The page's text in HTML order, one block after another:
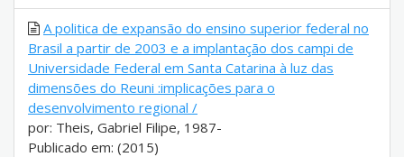
A politica de expansão do ensino superior federal no
Brasil a partir de 2003 e a implantação dos campi de
Universidade Federal em Santa Catarina à luz das
dimensões do Reuni :implicações para o
desenvolvimento regional /
por: Theis, Gabriel Filipe, 1987-
Publicado em: (2015)